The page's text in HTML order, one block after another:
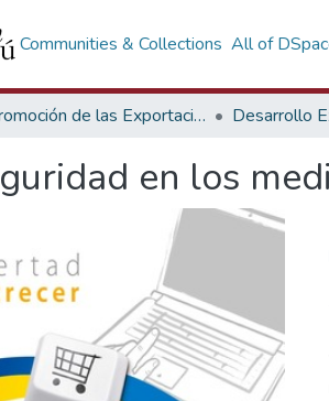
Communities & Collections All of
Promoción de las Exportaciones Desarrollo
en los